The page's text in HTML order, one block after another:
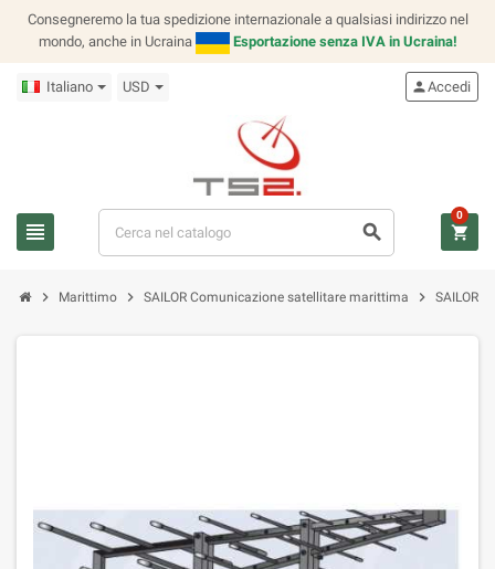
Consegneremo la tua spedizione internazionale a qualsiasi indirizzo nel
mondo, anche in Ucraina
Esportazione senza IVA in Ucraina!
Italiano USD
view_headline search
personAccedi
shopping_cart
0
chevron_right Marittimo chevron_right SAILOR Comunicazione satellitare marittima chevron_right SAILOR